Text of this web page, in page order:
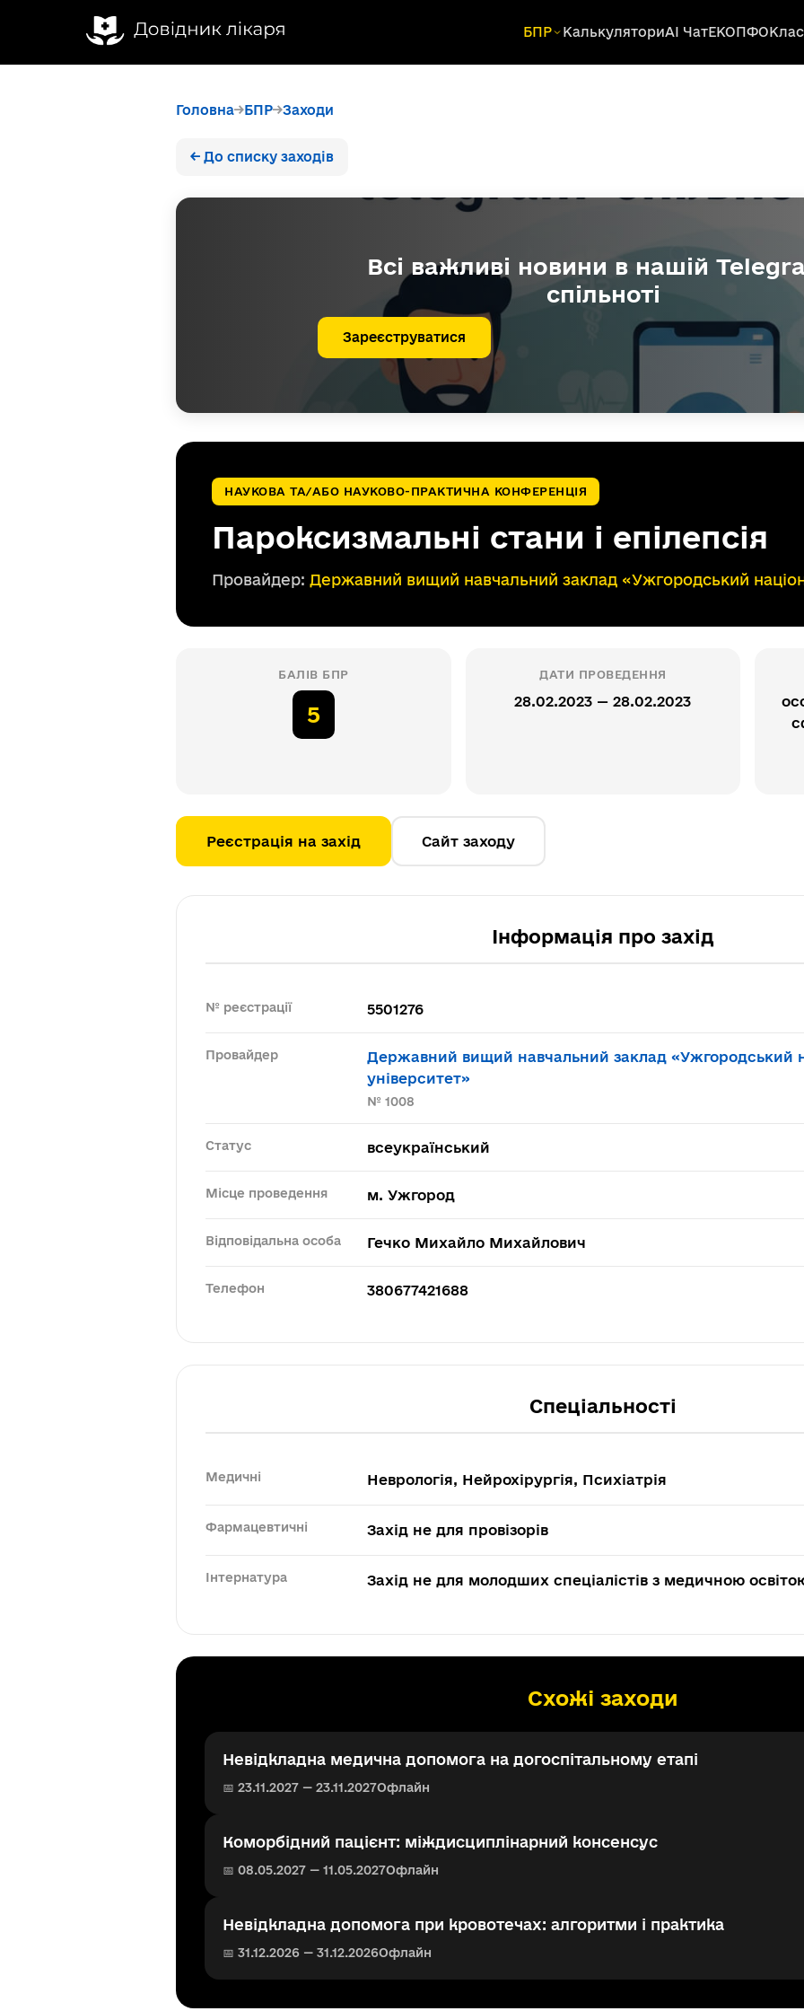
БПР КалькуляториAI ЧатЕКОПФО
Головна БПР Заходи
← До списку заходів
Всі важливі новини в нашій
спільноті
Зареєструватися
НАУКОВА ТА/АБО НАУКОВО-ПРАКТИЧНА КОНФЕРЕНЦІЯ
Пароксизмальні стани і епілепсія
Провайдер: Державний вищий навчальний заклад «Ужгородський
БАЛІВ БПР
5
ДАТИ ПРОВЕДЕННЯ
28.02.2023 — 28.02.2023
Реєстрація на захід Сайт заходу
Інформація про захід
№ реєстрації 5501276
Провайдер
Державний вищий навчальний заклад «Ужгородський
університет»
№ 1008
Статус всеукраїнський
Місце проведення м. Ужгород
Відповідальна особа Гечко Михайло Михайлович
Телефон 380677421688
Спеціальності
Медичні Неврологія, Нейрохірургія, Психіатрія
Фармацевтичні Захід не для провізорів
Інтернатура Захід не для молодших спеціалістів з медичною
Схожі заходи
Невідкладна медична допомога на догоспітальному етапі
📅 23.11.2027 — 23.11.2027Офлайн
Коморбідний пацієнт: міждисциплінарний консенсус
📅 08.05.2027 — 11.05.2027Офлайн
Невідкладна допомога при кровотечах: алгоритми і практика
📅 31.12.2026 — 31.12.2026Офлайн